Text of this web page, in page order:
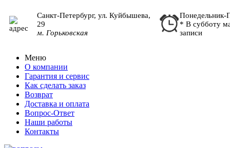
Санкт-Петербург, ул. Куйбышева,
29
м. Горьковская
Понедельник-
* В субботу
записи
Меню
О компании
Гарантия и сервис
Как сделать заказ
Возврат
Доставка и оплата
Вопрос-Ответ
Наши работы
Контакты